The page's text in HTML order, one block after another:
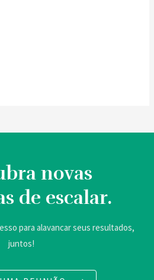
novas
de escalar.
para alavancar seus resultados,
juntos!